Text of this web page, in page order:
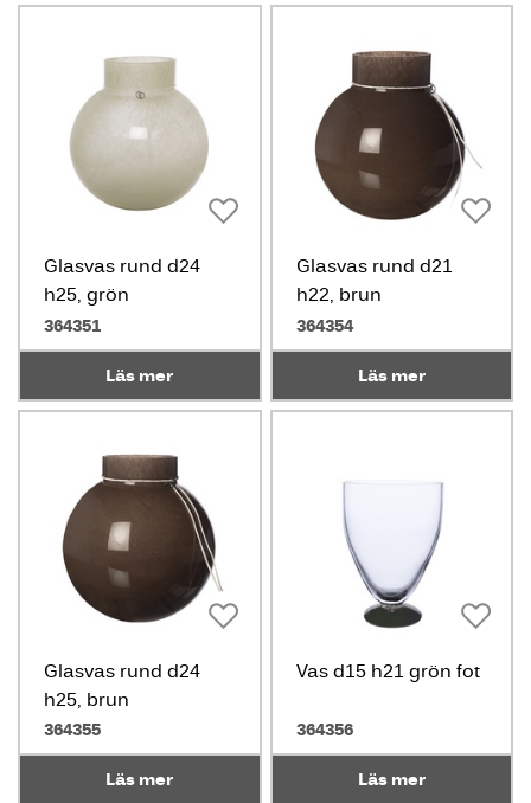
Glasvas rund d24
h25, grön
364351
Läs mer
Glasvas rund d21
h22, brun
364354
Läs mer
Glasvas rund d24
h25, brun
364355
Läs mer
Vas d15 h21 grön fot
364356
Läs mer